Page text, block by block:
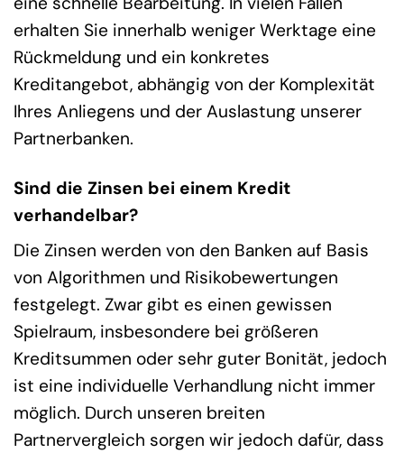
erhalten Sie innerhalb weniger Werktage eine
Rückmeldung und ein konkretes
Kreditangebot, abhängig von der Komplexität
Ihres Anliegens und der Auslastung unserer
Partnerbanken.
Sind die Zinsen bei einem Kredit
verhandelbar?
Die Zinsen werden von den Banken auf Basis
von Algorithmen und Risikobewertungen
festgelegt. Zwar gibt es einen gewissen
Spielraum, insbesondere bei größeren
Kreditsummen oder sehr guter Bonität, jedoch
ist eine individuelle Verhandlung nicht immer
möglich. Durch unseren breiten
Partnervergleich sorgen wir jedoch dafür, dass